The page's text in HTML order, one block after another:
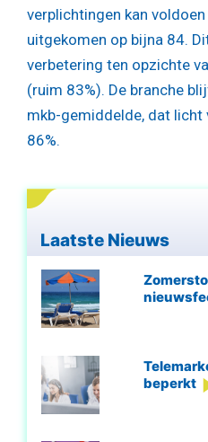
verplichtingen kan
uitgekomen op bijna 84.
verbetering ten opzichte
(ruim 83%). De branche
mkb-gemiddelde, dat licht
86%.
Laatste Nieuws
beperkt